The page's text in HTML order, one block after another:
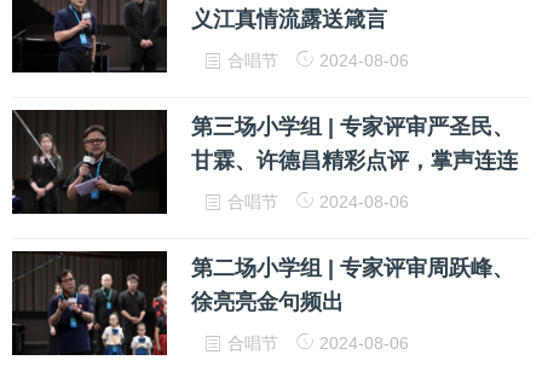
义江真情流露送箴言
合唱节 2024-08-06
第三场小学组 | 专家评审严圣民、
甘霖、许德昌精彩点评，掌声连连
合唱节 2024-08-06
第二场小学组 | 专家评审周跃峰、
徐亮亮金句频出
合唱节 2024-08-06